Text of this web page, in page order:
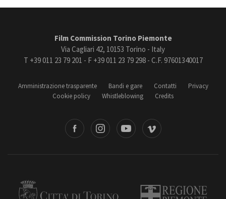
Film Commission Torino Piemonte
Via Cagliari 42, 10153 Torino - Italy
T +39 011 23 79 201 - F +39 011 23 79 298 - C.F. 97601340017
Amministrazione trasparente Bandi e gare Contatti
Privacy
Cookie policy
Whistleblowing Credits
Vimeo
Regione Piemonte